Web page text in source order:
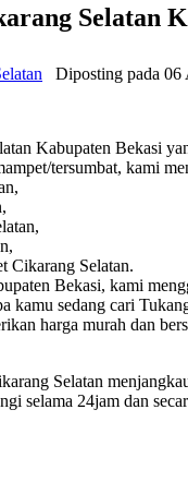
Selatan
Diposting pada 06
Kabupaten Bekasi
tersumbat, kami
Cikarang Selatan.
Bekasi, kami
kamu sedang cari
harga murah dan
Selatan
selama 24jam dan